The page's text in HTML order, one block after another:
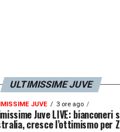
ULTIMISSIME JUVE
JUVE 3 ore ago
Juve LIVE: bianconeri
cresce l’ottimismo per